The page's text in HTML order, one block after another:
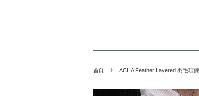
首頁 › ACHA Feather Layered 羽毛項鍊